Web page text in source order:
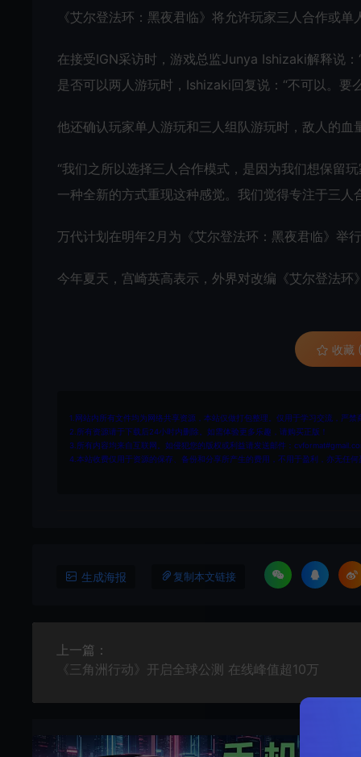
《艾尔登法环：黑夜君临》将允许玩家三人合作或
在接受IGN采访时，游戏总监Junya Ishizaki解释说
是否可以两人游玩时，Ishizaki回复说：“不可以。要
他还确认玩家单人游玩和三人组队游玩时，敌人的血
“我们之所以选择三人合作模式，是因为我们想保留
一种全新的方式重现这种感觉。我们觉得专注于三人
万代计划在明年2月为《艾尔登法环：黑夜君临》举
今年夏天，宫崎英高表示，外界对改编《艾尔登法
收藏
1.网站内所有文件均为网络共享资源，本站仅做打包整理。仅用于学习交流，严
2.所有资源请于下载后24小时内删除。如需体验更多乐趣，请购买正版！
3.所有内容均来自互联网。如侵犯您的版权或利益请发送邮件：
4.本站收费仅用于资源的保存、备份和分享所产生的费用，不用于盈利，亦无任何
生成海报 复制本文链接
上一篇：
《三角洲行动》开启全球公测 在线峰值超10万